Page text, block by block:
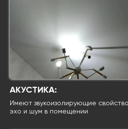
АКУСТИКА:
Имеют звукоизолирующие
эхо и шум в помещении